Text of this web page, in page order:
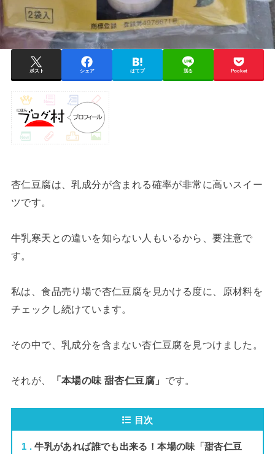
ポスト シェア はてブ 送る Pocket
杏仁豆腐は、乳成分が含まれる確率が非常に高いスイー
ツです。
牛乳寒天との違いを知らない人もいるから、要注意で
す。
私は、食品売り場で杏仁豆腐を見かける度に、原材料を
チェックし続けています。
その中で、乳成分を含まない杏仁豆腐を見つけました。
それが、 「本場の味 甜杏仁豆腐」 です。
目次
1
牛乳があれば誰でも出来る！本場の味「甜杏仁豆